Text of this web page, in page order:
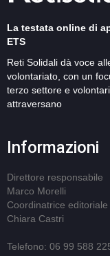
La testata online di
ETS
Reti Solidali dà voce
volontariato, con un
terzo settore e
attraversano
Informazioni
Direttore responsabile
Marco Morelli
Coordinatrice editoriale
Chiara Castri
Telefono: 06 99 588